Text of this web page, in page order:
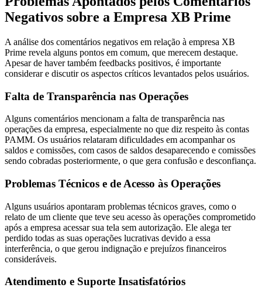
Negativos sobre a Empresa XB Prime
A análise dos comentários negativos em relação à empresa XB
Prime revela alguns pontos em comum, que merecem destaque.
Apesar de haver também feedbacks positivos, é importante
considerar e discutir os aspectos críticos levantados pelos usuários.
Falta de Transparência nas Operações
Alguns comentários mencionam a falta de transparência nas
operações da empresa, especialmente no que diz respeito às contas
PAMM. Os usuários relataram dificuldades em acompanhar os
saldos e comissões, com casos de saldos desaparecendo e comissões
sendo cobradas posteriormente, o que gera confusão e desconfiança.
Problemas Técnicos e de Acesso às Operações
Alguns usuários apontaram problemas técnicos graves, como o
relato de um cliente que teve seu acesso às operações comprometido
após a empresa acessar sua tela sem autorização. Ele alega ter
perdido todas as suas operações lucrativas devido a essa
interferência, o que gerou indignação e prejuízos financeiros
consideráveis.
Atendimento e Suporte Insatisfatórios